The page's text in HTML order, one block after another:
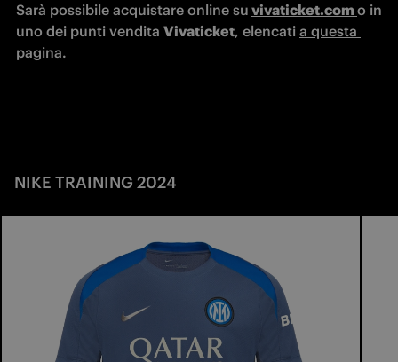
Sarà possibile acquistare online su vivaticket.com o in
uno dei punti vendita Vivaticket, elencati a questa
pagina.
NIKE TRAINING 2024